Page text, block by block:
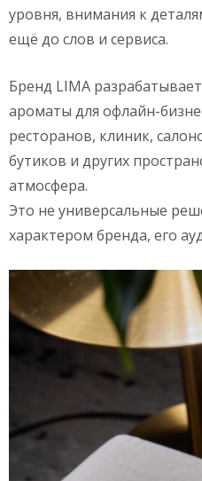
уровня, внимания к
ещё до слов и сервиса.
Бренд LIMA
ароматы для офлайн-
ресторанов, клиник,
бутиков и других
атмосфера.
Это не универсальные
характером бренда, его